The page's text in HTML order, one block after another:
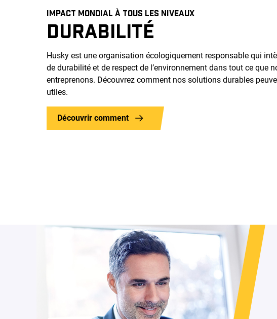
IMPACT MONDIAL À TOUS LES NIVEAUX
DURABILITÉ
Husky est une organisation écologiquement responsable qui
de durabilité et de respect de l’environnement dans tout ce que
entreprenons. Découvrez comment nos solutions durables
utiles.
Découvrir comment